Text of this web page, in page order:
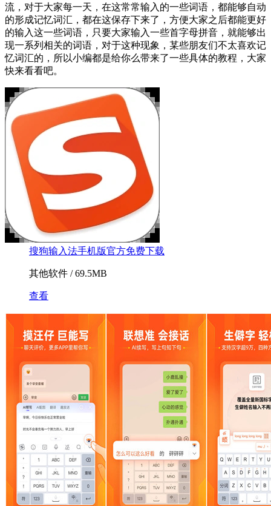
流，对于大家每一天，在这常常输入的一些词语，都能够自动
的形成记忆词汇，都在这保存下来了，方便大家之后都能更好
的输入这一些词语，只要大家输入一些首字母拼音，就能够出
现一系列相关的词语，对于这种现象，某些朋友们不太喜欢记
忆词汇的，所以小编都是给你么带来了一些具体的教程，大家
快来看看吧。
搜狗输入法手机版官方免费下载
其他软件 / 69.5MB
查看